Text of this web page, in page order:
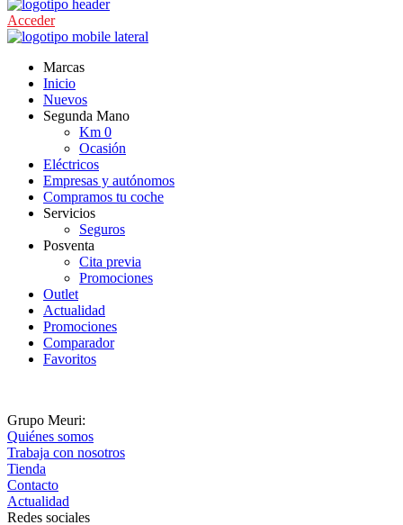
Acceder
Marcas
Inicio
Nuevos
Segunda Mano
Km 0
Ocasión
Eléctricos
Empresas y autónomos
Compramos tu coche
Servicios
Seguros
Posventa
Cita previa
Promociones
Outlet
Actualidad
Promociones
Comparador
Favoritos
Grupo Meuri:
Quiénes somos
Trabaja con nosotros
Tienda
Contacto
Actualidad
Redes sociales